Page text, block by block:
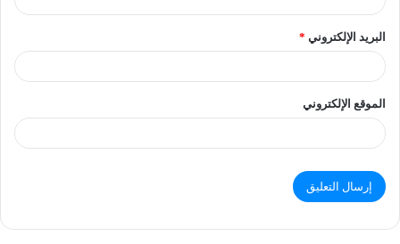
البريد الإلكتروني *
الموقع الإلكتروني